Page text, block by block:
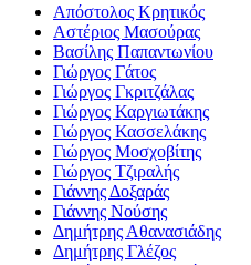
Απόστολος Κρητικός
Αστέριος Μασούρας
Βασίλης Παπαντωνίου
Γιώργος Γάτος
Γιώργος Γκριτζάλας
Γιώργος Καργιωτάκης
Γιώργος Κασσελάκης
Γιώργος Μοσχοβίτης
Γιώργος Τζιραλής
Γιάννης Δοξαράς
Γιάννης Νούσης
Δημήτρης Αθανασιάδης
Δημήτρης Γλέζος